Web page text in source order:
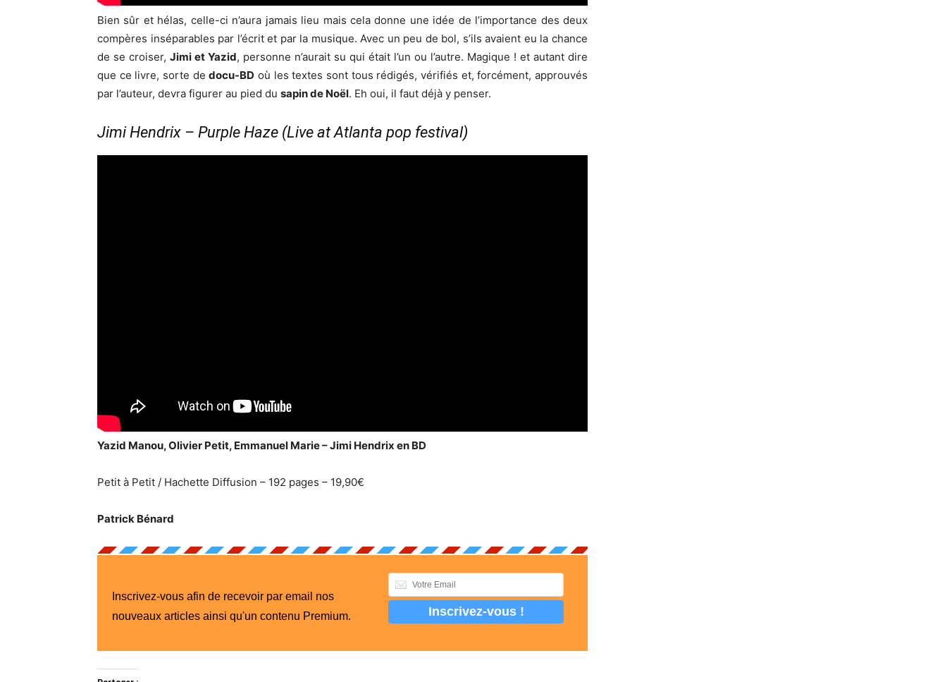
Bien sûr et hélas, celle-ci n’aura jamais lieu mais cela donne une idée de l’importance des deux
compères inséparables par l’écrit et par la musique. Avec un peu de bol, s’ils avaient eu la chance
de se croiser, Jimi et Yazid, personne n’aurait su qui était l’un ou l’autre. Magique ! et autant dire
que ce livre, sorte dedocu-BD où les textes sont tous rédigés, vérifiés et, forcément, approuvés
par l’auteur, devra figurer au pied du sapin de Noël. Eh oui, il faut déjà y penser.
Jimi Hendrix – Purple Haze (Live at Atlanta pop festival)
Yazid Manou, Olivier Petit, Emmanuel Marie – Jimi Hendrix en BD
Petit à Petit / Hachette Diffusion – 192 pages – 19,90€
Patrick Bénard
Inscrivez-vous afin de recevoir par email nos
nouveaux articles ainsi qu'un contenu Premium.